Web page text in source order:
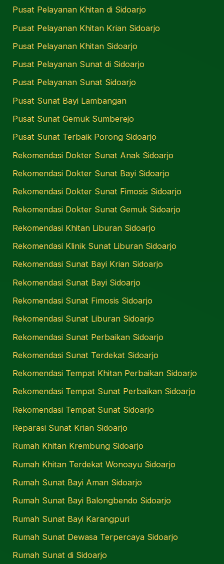
Pusat Pelayanan Khitan di Sidoarjo
Pusat Pelayanan Khitan Krian Sidoarjo
Pusat Pelayanan Khitan Sidoarjo
Pusat Pelayanan Sunat di Sidoarjo
Pusat Pelayanan Sunat Sidoarjo
Pusat Sunat Bayi Lambangan
Pusat Sunat Gemuk Sumberejo
Pusat Sunat Terbaik Porong Sidoarjo
Rekomendasi Dokter Sunat Anak Sidoarjo
Rekomendasi Dokter Sunat Bayi Sidoarjo
Rekomendasi Dokter Sunat Fimosis Sidoarjo
Rekomendasi Dokter Sunat Gemuk Sidoarjo
Rekomendasi Khitan Liburan Sidoarjo
Rekomendasi Klinik Sunat Liburan Sidoarjo
Rekomendasi Sunat Bayi Krian Sidoarjo
Rekomendasi Sunat Bayi Sidoarjo
Rekomendasi Sunat Fimosis Sidoarjo
Rekomendasi Sunat Liburan Sidoarjo
Rekomendasi Sunat Perbaikan Sidoarjo
Rekomendasi Sunat Terdekat Sidoarjo
Rekomendasi Tempat Khitan Perbaikan Sidoarjo
Rekomendasi Tempat Sunat Perbaikan Sidoarjo
Rekomendasi Tempat Sunat Sidoarjo
Reparasi Sunat Krian Sidoarjo
Rumah Khitan Krembung Sidoarjo
Rumah Khitan Terdekat Wonoayu Sidoarjo
Rumah Sunat Bayi Aman Sidoarjo
Rumah Sunat Bayi Balongbendo Sidoarjo
Rumah Sunat Bayi Karangpuri
Rumah Sunat Dewasa Terpercaya Sidoarjo
Rumah Sunat di Sidoarjo